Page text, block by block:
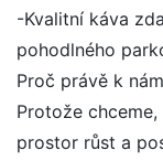
-Kvalitní káva
pohodlného
Proč právě k
Protože
prostor růst a